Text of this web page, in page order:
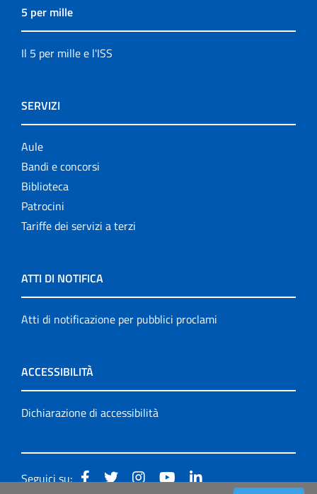
5 per mille
Il 5 per mille e l'ISS
SERVIZI
Aule
Bandi e concorsi
Biblioteca
Patrocini
Tariffe dei servizi a terzi
ATTI DI NOTIFICA
Atti di notificazione per pubblici proclami
ACCESSIBILITÀ
Dichiarazione di accessibilità
Seguici su: